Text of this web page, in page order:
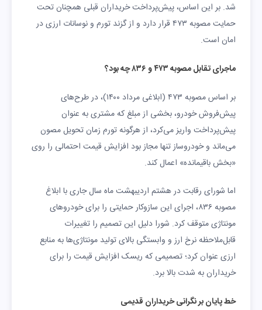
شد. بر این اساس، پیش‌پرداخت خریداران قبلی همچنان تحت
حمایت مصوبه ۴۷۳ قرار دارد و از گزند تورم و نوسانات ارزی در
امان است.
ماجرای تقابل مصوبه ۴۷۳ و ۸۳۶ چه بود؟
بر اساس مصوبه ۴۷۳ (ابلاغی مرداد ۱۴۰۰)، در طرح‌های
پیش‌فروش خودرو، بخشی از مبلغ که مشتری به عنوان
پیش‌پرداخت واریز می‌کرد، از هرگونه تورم زمان تحویل مصون
می‌ماند و خودروساز تنها مجاز بود افزایش قیمت احتمالی را روی
«بخش باقیمانده» اعمال کند.
اما شورای رقابت در هشتم اردیبهشت ماه سال جاری با ابلاغ
مصوبه ۸۳۶، اجرای این سازوکار حمایتی را برای خودروهای
مونتاژی متوقف کرد. شورا دلیل این تصمیم را تغییرات
قابل‌ملاحظه نرخ ارز و وابستگی بالای تولید مونتاژی‌ها به منابع
ارزی عنوان کرد؛ تصمیمی که ریسک افزایش قیمت را برای
خریداران به شدت بالا برد.
خط پایان بر نگرانی خریداران قدیمی